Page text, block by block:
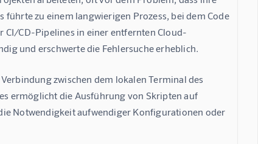
zu einem langwierigen Prozess, bei dem Code
CI/CD-Pipelines in einer entfernten Cloud-
und erschwerte die Fehlersuche erheblich.
zwischen dem lokalen Terminal des
ermöglicht die Ausführung von Skripten auf
Notwendigkeit aufwendiger Konfigurationen oder